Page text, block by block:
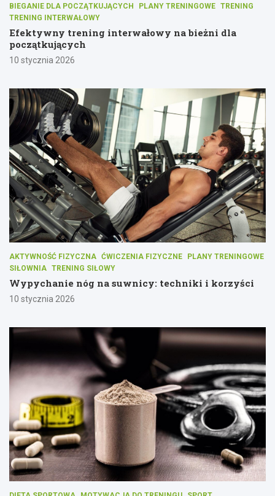
BIEGANIE DLA POCZĄTKUJĄCYCH PLANY TRENINGOWE TRENING
TRENING INTERWAŁOWY
Efektywny trening interwałowy na bieżni dla
początkujących
10 stycznia 2026
AKTYWNOŚĆ FIZYCZNA ĆWICZENIA FIZYCZNE
PLANY TRENINGOWE
SIŁOWNIA TRENING SIŁOWY
Wypychanie nóg na suwnicy: techniki i korzyści
10 stycznia 2026